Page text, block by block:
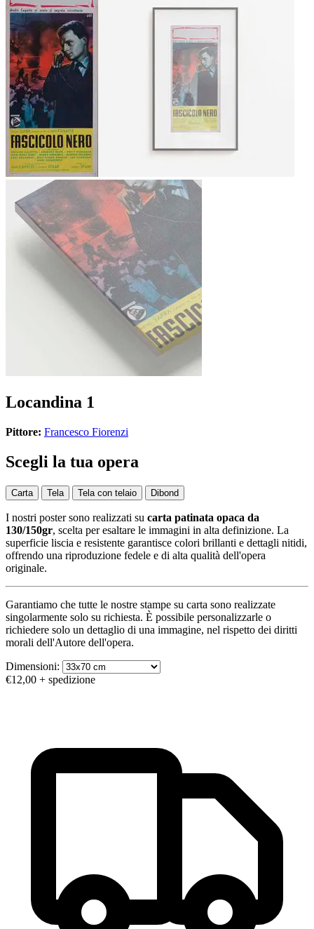
Locandina 1
Pittore: Francesco Fiorenzi
Scegli la tua opera
Carta Tela Tela con telaio Dibond
I nostri poster sono realizzati su carta patinata opaca da
130/150gr, scelta per esaltare le immagini in alta definizione. La
superficie liscia e resistente garantisce colori brillanti e dettagli nitidi,
offrendo una riproduzione fedele e di alta qualità dell'opera
originale.
Garantiamo che tutte le nostre stampe su carta sono realizzate
singolarmente solo su richiesta. È possibile personalizzarle o
richiedere solo un dettaglio di una immagine, nel rispetto dei diritti
morali dell'Autore dell'opera.
Dimensioni:
€12,00 + spedizione